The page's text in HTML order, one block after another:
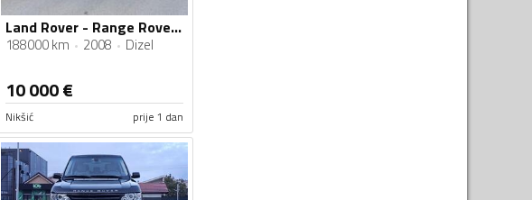
Land Rover - Range Rover - 3.6 HSE
188000 km 2008 Dizel
10 000€
Nikšić prije 1 dan